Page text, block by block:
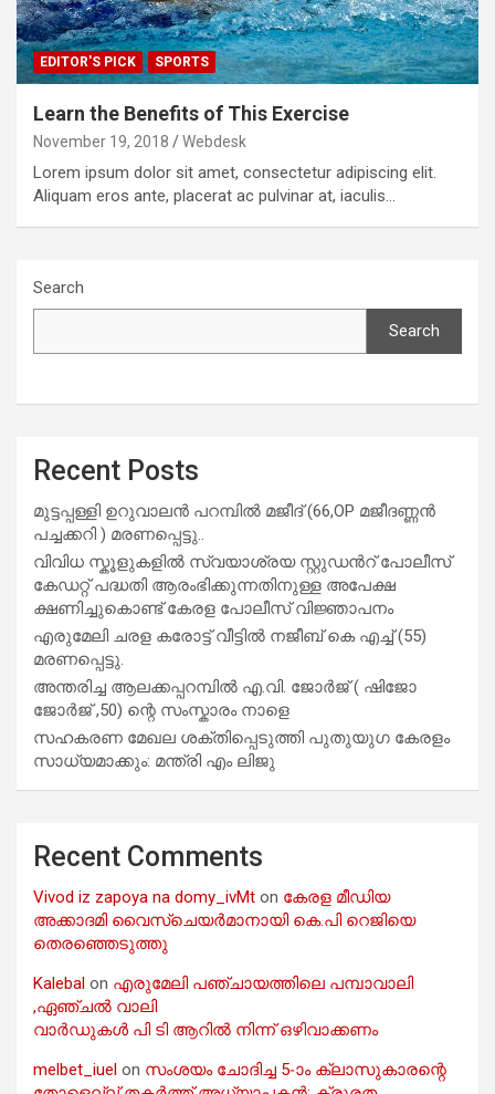
EDITOR'S PICK SPORTS
Learn the Benefits of This Exercise
November 19, 2018 Webdesk
Lorem ipsum dolor sit amet, consectetur adipiscing elit.
Aliquam eros ante, placerat ac pulvinar at, iaculis…
Search
Search
Recent Posts
മുട്ടപ്പള്ളി ഉറുവാലൻ പറമ്പിൽ മജീദ് (66,OP മജീദണ്ണൻ
പച്ചക്കറി ) മരണപ്പെട്ടു..
വിവിധ സ്കൂളുകളില്‍ സ്വയാശ്രയ സ്റ്റുഡന്‍റ് പോലീസ്
കേഡറ്റ് പദ്ധതി ആരംഭിക്കുന്നതിനുള്ള അപേക്ഷ
ക്ഷണിച്ചുകൊണ്ട് കേരള പോലീസ് വിജ്ഞാപനം
എരുമേലി ചരള കരോട്ട് വീട്ടിൽ നജീബ് കെ എച്ച് (55)
മരണപ്പെട്ടു.
അന്തരിച്ച ആ​ല​ക്ക​പ്പ​റമ്പിൽ​ എ.​വി. ജോ​ർ​ജ് ( ഷിജോ
ജോർജ് ,50) ന്റെ സംസ്കാരം നാളെ
സഹകരണ മേഖല ശക്തിപ്പെടുത്തി പുതുയുഗ കേരളം
സാധ്യമാക്കും: മന്ത്രി എം ലിജു
Recent Comments
Vivod iz zapoya na domy_ivMt on കേരള മീഡിയ
അക്കാദമി വൈസ്ചെയർമാനായി കെ.പി റെജിയെ
തെരഞ്ഞെടുത്തു
Kalebal on എരുമേലി പഞ്ചായത്തിലെ പമ്പാവാലി
,ഏഞ്ചൽ വാലി
വാർഡുകൾ പി ടി ആറിൽ നിന്ന് ഒഴിവാക്കണം
melbet_iuel on സംശയം ചോദിച്ച 5-ാം ക്ലാസുകാരന്റെ